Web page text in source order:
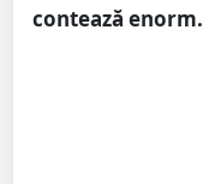
contează enorm.